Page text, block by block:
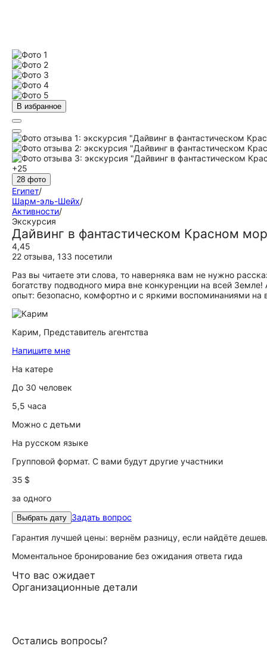
В избранное
+25
28 фото
Египет/
Шарм-эль-Шейх/
Активности/
Экскурсия
Дайвинг в фантастическом Красном
4,45
22 отзыва, 133 посетили
Раз вы читаете эти слова, то наверняка вам не нужно
богатству подводного мира вне конкуренции на всей
опыт: безопасно, комфортно и с яркими воспоминаниями на
Карим, Представитель агентства
Напишите мне
На катере
До 30 человек
5,5 часа
Можно с детьми
На русском языке
Групповой формат. С вами будут другие участники
35 $
за одного
Выбрать дату Задать вопрос
Гарантия лучшей цены: вернём разницу, если найдёте
Моментальное бронирование без ожидания ответа гида
Что вас ожидает
Организационные детали
Остались вопросы?